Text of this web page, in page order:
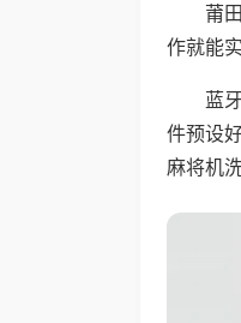
莆
作就能
蓝
件预设
麻将机